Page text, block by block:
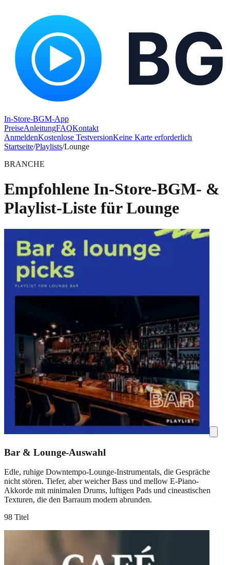
In-Store-BGM-App
PreiseAnleitungFAQKontakt
AnmeldenKostenlose TestversionKeine Karte erforderlich
Startseite/Playlists/Lounge
BRANCHE
Empfohlene In-Store-BGM- &
Playlist-Liste für Lounge
Bar & Lounge-Auswahl
Edle, ruhige Downtempo-Lounge-Instrumentals, die Gespräche
nicht stören. Tiefer, aber weicher Bass und mellow E-Piano-
Akkorde mit minimalen Drums, luftigen Pads und cineastischen
Texturen, die den Barraum modern abrunden.
98 Titel